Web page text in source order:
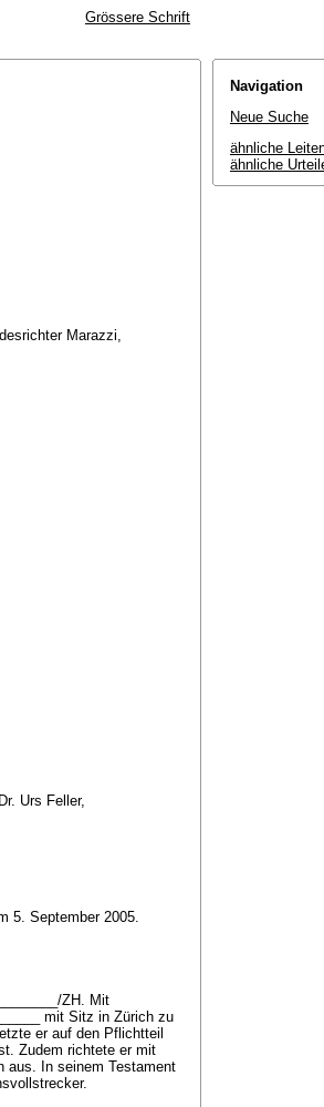
Grössere Schrift
Marazzi,
Urs Feller,
5. September 2005.
ZH. Mit
mit Sitz in Zürich zu
er auf den Pflichtteil
Zudem richtete er mit
aus. In seinem Testament
Navigation
Neue Suche
ähnliche
ähnliche